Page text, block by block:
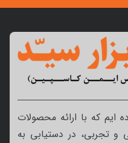
ایم که با ارائه محصولات
و تجربی، در دستیابی به